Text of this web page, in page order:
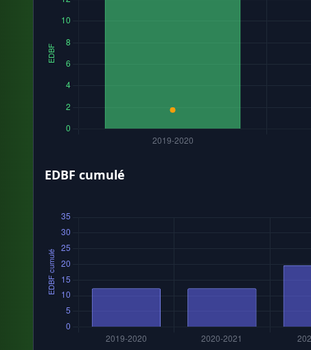
EDBF cumulé